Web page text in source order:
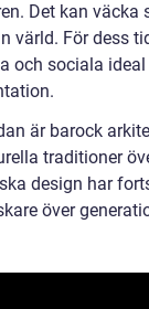
Det kan väcka
värld. För dess
och sociala
är barock
traditioner
design har
över